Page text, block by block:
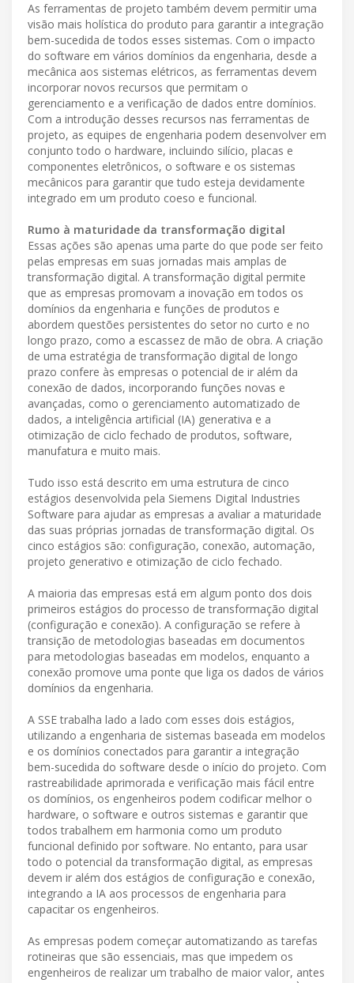
As ferramentas de projeto também devem permitir uma
visão mais holística do produto para garantir a integração
bem-sucedida de todos esses sistemas. Com o impacto
do software em vários domínios da engenharia, desde a
mecânica aos sistemas elétricos, as ferramentas devem
incorporar novos recursos que permitam o
gerenciamento e a verificação de dados entre domínios.
Com a introdução desses recursos nas ferramentas de
projeto, as equipes de engenharia podem desenvolver em
conjunto todo o hardware, incluindo silício, placas e
componentes eletrônicos, o software e os sistemas
mecânicos para garantir que tudo esteja devidamente
integrado em um produto coeso e funcional.
Rumo à maturidade da transformação digital
Essas ações são apenas uma parte do que pode ser feito
pelas empresas em suas jornadas mais amplas de
transformação digital. A transformação digital permite
que as empresas promovam a inovação em todos os
domínios da engenharia e funções de produtos e
abordem questões persistentes do setor no curto e no
longo prazo, como a escassez de mão de obra. A criação
de uma estratégia de transformação digital de longo
prazo confere às empresas o potencial de ir além da
conexão de dados, incorporando funções novas e
avançadas, como o gerenciamento automatizado de
dados, a inteligência artificial (IA) generativa e a
otimização de ciclo fechado de produtos, software,
manufatura e muito mais.
Tudo isso está descrito em uma estrutura de cinco
estágios desenvolvida pela Siemens Digital Industries
Software para ajudar as empresas a avaliar a maturidade
das suas próprias jornadas de transformação digital. Os
cinco estágios são: configuração, conexão, automação,
projeto generativo e otimização de ciclo fechado.
A maioria das empresas está em algum ponto dos dois
primeiros estágios do processo de transformação digital
(configuração e conexão). A configuração se refere à
transição de metodologias baseadas em documentos
para metodologias baseadas em modelos, enquanto a
conexão promove uma ponte que liga os dados de vários
domínios da engenharia.
A SSE trabalha lado a lado com esses dois estágios,
utilizando a engenharia de sistemas baseada em modelos
e os domínios conectados para garantir a integração
bem-sucedida do software desde o início do projeto. Com
rastreabilidade aprimorada e verificação mais fácil entre
os domínios, os engenheiros podem codificar melhor o
hardware, o software e outros sistemas e garantir que
todos trabalhem em harmonia como um produto
funcional definido por software. No entanto, para usar
todo o potencial da transformação digital, as empresas
devem ir além dos estágios de configuração e conexão,
integrando a IA aos processos de engenharia para
capacitar os engenheiros.
As empresas podem começar automatizando as tarefas
rotineiras que são essenciais, mas que impedem os
engenheiros de realizar um trabalho de maior valor, antes